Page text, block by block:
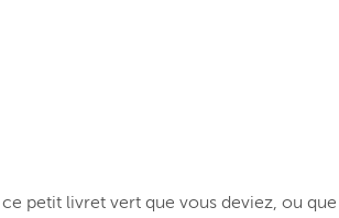
petit livret vert que vous deviez, ou